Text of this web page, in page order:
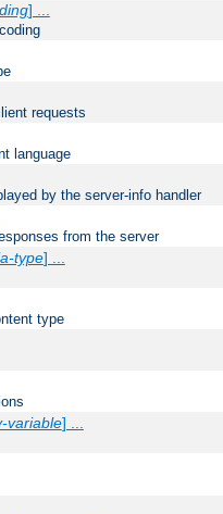
] ...
requests
language
by the server-info handler
from the server
type] ...
type
variable] ...